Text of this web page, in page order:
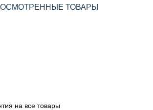
ТОВАРЫ
на все товары